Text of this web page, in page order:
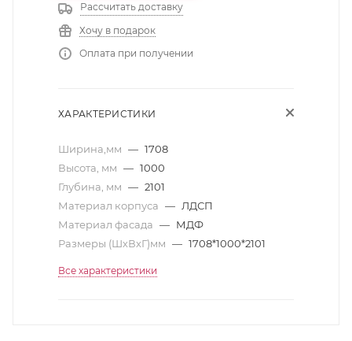
Рассчитать доставку
Хочу в подарок
Оплата при получении
ХАРАКТЕРИСТИКИ
Ширина,мм — 1708
Высота, мм — 1000
Глубина, мм — 2101
Материал корпуса — ЛДСП
Материал фасада — МДФ
Размеры (ШхВхГ)мм — 1708*1000*2101
Все характеристики